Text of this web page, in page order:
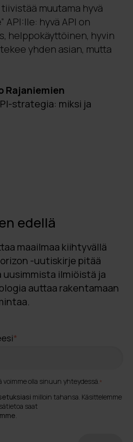
muutama hyvä
API:lle: hyvä API on
helppokäyttöinen, hyvin
yhden asian, mutta
Rajaniemien
strategia: miksi ja
edellä
maailmaa kiihtyvällä
-uutiskirje pitää
ilmiöistä ja
auttaa rakentamaan
*
voimme olla sinuun yhteydessä.*
milloin tahansa. Käsittelemme
saat
.